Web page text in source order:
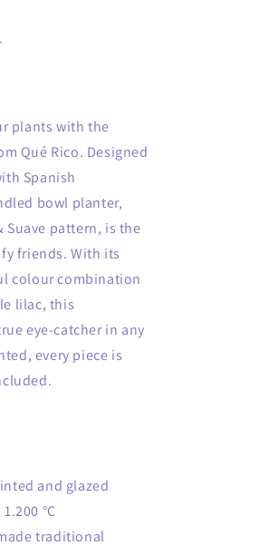
plants with the
Qué Rico. Designed
Spanish
bowl planter,
Suave pattern, is the
friends. With its
colour combination
lilac, this
eye-catcher in any
every piece is
and glazed
°C
traditional